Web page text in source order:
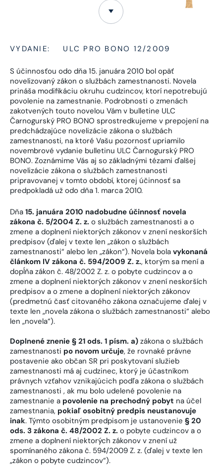
VYDANIE: ULC PRO BONO 12/2009
S účinnosťou odo dňa 15. januára 2010 bol opäť
novelizovaný zákon o službách zamestnanosti. Novela
prináša modifikáciu okruhu cudzincov, ktorí nepotrebujú
povolenie na zamestnanie. Podrobnosti o zmenách
zakotvených touto novelou Vám v bulletine ULC
Čarnogurský PRO BONO sprostredkujeme v prepojení na
predchádzajúce novelizácie zákona o službách
zamestnanosti, na ktoré Vašu pozornosť upriamilo
novembrové vydanie bulletinu ULC Čarnogurský PRO
BONO. Zoznámime Vás aj so základnými tézami ďalšej
novelizácie zákona o službách zamestnanosti
pripravovanej v tomto období, ktorej účinnosť sa
predpokladá už odo dňa 1. marca 2010.
Dňa 15. januára 2010 nadobudne účinnosť novela
zákona č. 5/2004 Z. z. o službách zamestnanosti a o
zmene a doplnení niektorých zákonov v znení neskorších
predpisov (ďalej v texte len „zákon o službách
zamestnanosti“ alebo len „zákon“). Novela bola vykonaná
článkom IV zákona č. 594/2009 Z. z., ktorým sa mení a
dopĺňa zákon č. 48/2002 Z. z. o pobyte cudzincov a o
zmene a doplnení niektorých zákonov v znení neskorších
predpisov a o zmene a doplnení niektorých zákonov
(predmetnú časť citovaného zákona označujeme ďalej v
texte len „novela zákona o službách zamestnanosti“ alebo
len „novela“).
Doplnené znenie § 21 ods. 1 písm. a) zákona o službách
zamestnanosti po novom určuje, že rovnaké právne
postavenie ako občan SR pri poskytovaní služieb
zamestnanosti má aj cudzinec, ktorý je účastníkom
právnych vzťahov vznikajúcich podľa zákona o službách
zamestnanosti , ak mu bolo udelené povolenie na
zamestnanie a povolenie na prechodný pobyt na účel
zamestnania, pokiaľ osobitný predpis neustanovuje
inak. Týmto osobitným predpisom je ustanovenie § 20
ods. 3 zákona č. 48/2002 Z. z. o pobyte cudzincov a o
zmene a doplnení niektorých zákonov v znení už
spomínaného zákona č. 594/2009 Z. z. (ďalej v texte len
„zákon o pobyte cudzincov“).